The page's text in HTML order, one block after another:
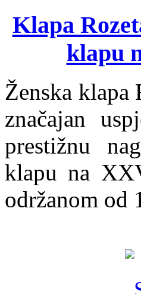
Klapa
klapu
Ženska klapa
značajan
prestižnu
klapu na
održanom od